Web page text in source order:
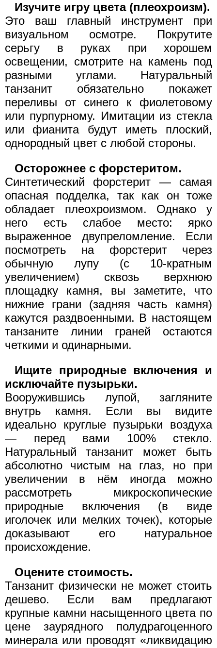
Изучите игру цвета (плеохроизм).
Это ваш главный инструмент при
визуальном осмотре. Покрутите
серьгу в руках при хорошем
освещении, смотрите на камень под
разными углами. Натуральный
танзанит обязательно покажет
переливы от синего к фиолетовому
или пурпурному. Имитации из стекла
или фианита будут иметь плоский,
однородный цвет с любой стороны.
Осторожнее с форстеритом.
Синтетический форстерит — самая
опасная подделка, так как он тоже
обладает плеохроизмом. Однако у
него есть слабое место: ярко
выраженное двупреломление. Если
посмотреть на форстерит через
обычную лупу (с 10-кратным
увеличением) сквозь верхнюю
площадку камня, вы заметите, что
нижние грани (задняя часть камня)
кажутся раздвоенными. В настоящем
танзаните линии граней остаются
четкими и одинарными.
Ищите природные включения и
исключайте пузырьки.
Вооружившись лупой, загляните
внутрь камня. Если вы видите
идеально круглые пузырьки воздуха
— перед вами 100% стекло.
Натуральный танзанит может быть
абсолютно чистым на глаз, но при
увеличении в нём иногда можно
рассмотреть микроскопические
природные включения (в виде
иголочек или мелких точек), которые
доказывают его натуральное
происхождение.
Оцените стоимость.
Танзанит физически не может стоить
дешево. Если вам предлагают
крупные камни насыщенного цвета по
цене заурядного полудрагоценного
минерала или проводят «ликвидацию